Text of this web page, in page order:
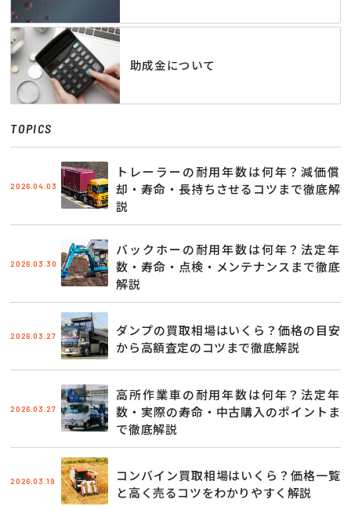
助成金について
TOPICS
2026.04.03
トレーラーの耐用年数は何年？減価償
却・寿命・長持ちさせるコツまで徹底解
説
2026.03.30
バックホーの耐用年数は何年？法定年
数・寿命・点検・メンテナンスまで徹底
解説
2026.03.27
ダンプの買取相場はいくら？価格の目安
から高額査定のコツまで徹底解説
2026.03.27
高所作業車の耐用年数は何年？法定年
数・実際の寿命・中古購入のポイントま
で徹底解説
2026.03.19
コンバイン買取相場はいくら？価格一覧
と高く売るコツをわかりやすく解説